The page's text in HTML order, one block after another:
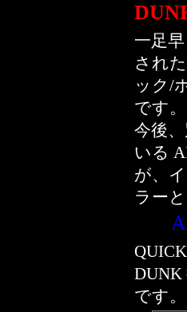
一足
され
ック/
です。
今後
いる
が、
ラー
DUNK
です。